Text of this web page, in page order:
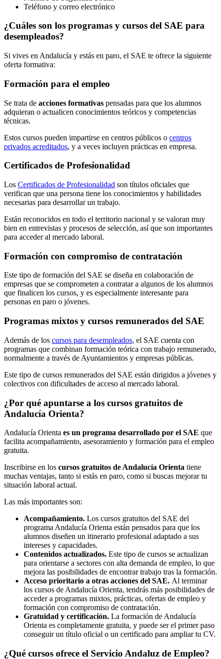
Teléfono y correo electrónico
¿Cuáles son los programas y cursos del SAE para
desempleados?
Si vives en Andalucía y estás en paro, el SAE te ofrece la siguiente
oferta formativa:
Formación para el empleo
Se trata de acciones formativas pensadas para que los alumnos
adquieran o actualicen conocimientos teóricos y competencias
técnicas.
Estos cursos pueden impartirse en centros públicos o centros
privados acreditados, y a veces incluyen prácticas en empresa.
Certificados de Profesionalidad
Los Certificados de Profesionalidad son títulos oficiales que
verifican que una persona tiene los conocimientos y habilidades
necesarias para desarrollar un trabajo.
Están reconocidos en todo el territorio nacional y se valoran muy
bien en entrevistas y procesos de selección, así que son importantes
para acceder al mercado laboral.
Formación con compromiso de contratación
Este tipo de formación del SAE se diseña en colaboración de
empresas que se comprometen a contratar a algunos de los alumnos
que finalicen los cursos, y es especialmente interesante para
personas en paro o jóvenes.
Programas mixtos y cursos remunerados del SAE
Además de los cursos para desempleados, el SAE cuenta con
programas que combinan formación teórica con trabajo remunerado,
normalmente a través de Ayuntamientos y empresas públicas.
Este tipo de cursos remunerados del SAE están dirigidos a jóvenes y
colectivos con dificultades de acceso al mercado laboral.
¿Por qué apuntarse a los cursos gratuitos de
Andalucía Orienta?
Andalucía Orienta es un programa desarrollado por el SAE que
facilita acompañamiento, asesoramiento y formación para el empleo
gratuita.
Inscribirse en los cursos gratuitos de Andalucía Orienta tiene
muchas ventajas, tanto si estás en paro, como si buscas mejorar tu
situación laboral actual.
Las más importantes son:
Acompañamiento. Los cursos gratuitos del SAE del
programa Andalucía Orienta están pensados para que los
alumnos diseñen un itinerario profesional adaptado a sus
intereses y capacidades.
Contenidos actualizados. Este tipo de cursos se actualizan
para orientarse a sectores con alta demanda de empleo, lo que
mejora las posibilidades de encontrar trabajo tras la formación.
Acceso prioritario a otras acciones del SAE. Al terminar
los cursos de Andalucía Orienta, tendrás más posibilidades de
acceder a programas mixtos, prácticas, ofertas de empleo y
formación con compromiso de contratación.
Gratuidad y certificación. La formación de Andalucía
Orienta es completamente gratuita, y puede ser el primer paso
conseguir un título oficial o un certificado para ampliar tu CV.
¿Qué cursos ofrece el Servicio Andaluz de Empleo?